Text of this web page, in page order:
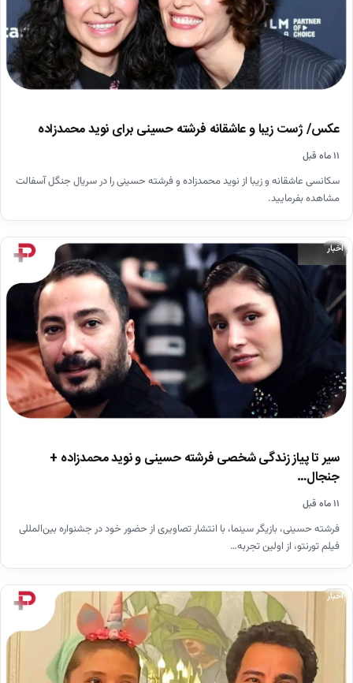
عکس/ ژست زیبا و عاشقانه فرشته حسینی برای نوید محمدزاده
۱۱ ماه قبل
سکانسی عاشقانه و زیبا از نوید محمدزاده و فرشته حسینی را در سریال جنگل آسفالت
مشاهده بفرمایید.
اخبار
سیر تا پیاز زندگی شخصی فرشته حسینی و نوید محمدزاده +
جنجال…
۱۱ ماه قبل
فرشته حسینی، بازیگر سینما، با انتشار تصاویری از حضور خود در جشنواره بین‌المللی
فیلم تورنتو، از اولین تجربه…
اخبار